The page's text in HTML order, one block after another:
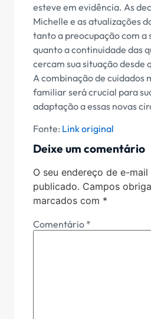
esteve em evidência. As
Michelle e as atualizações
tanto a preocupação com a
quanto a continuidade das
cercam sua situação desde
A combinação de cuidados
familiar será crucial para
adaptação a essas novas
Fonte: Link original
Deixe um comentário
O seu endereço de e-mail
publicado. Campos
marcados com *
Comentário *